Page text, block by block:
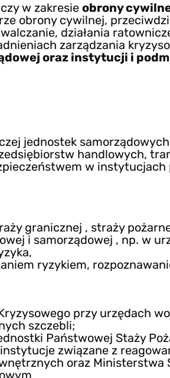
w zakresie obrony
obrony cywilnej,
działania
zarządzania
oraz instytucji i
jednostek
handlowych,
w instytucjach
granicznej , straży
i samorządowej , np. w
ryzykiem,
przy urzędach
szczebli;
Państwowej Staży
związane z
oraz Ministerstwa